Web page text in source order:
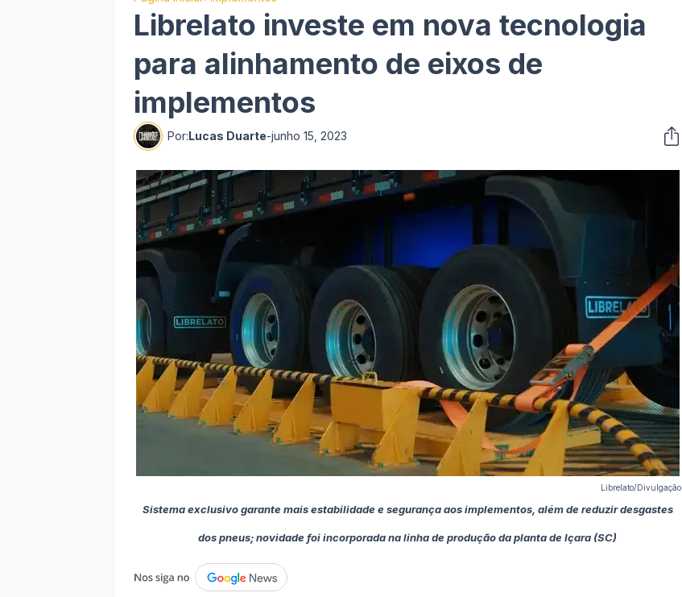
Librelato investe em nova tecnologia
para alinhamento de eixos de
implementos
Por:Lucas Duarte-junho 15, 2023
Librelato/Divulgação
Sistema exclusivo garante mais estabilidade e segurança aos implementos, além de reduzir desgastes
dos pneus; novidade foi incorporada na linha de produção da planta de Içara (SC)